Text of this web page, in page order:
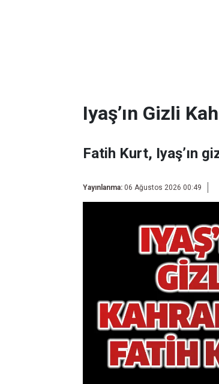
Iyaş’ın Gizli
Fatih Kurt, Iyaş’ın
Yayınlanma: 06 Ağustos 2026 00:49